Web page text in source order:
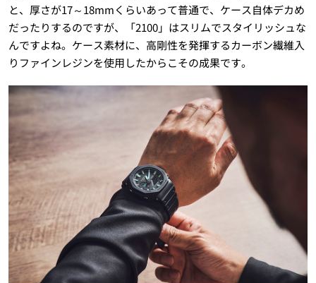
と、厚さが17～18mmくらいあって普通で、ケース自体デカめ
だったりするのですが、「2100」はスリムでスタイリッシュな
んですよね。ケース素材に、高剛性を発揮するカーボン繊維入
りファインレジンを使用したからこその成果です。